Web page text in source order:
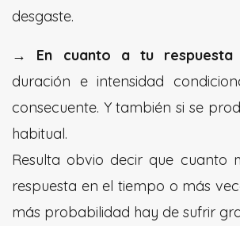
desgaste.
→ En cuanto a tu respuesta
duración e intensidad
consecuente. Y también si se
habitual.
Resulta obvio decir que cuanto
respuesta en el tiempo o más
más probabilidad hay de sufrir